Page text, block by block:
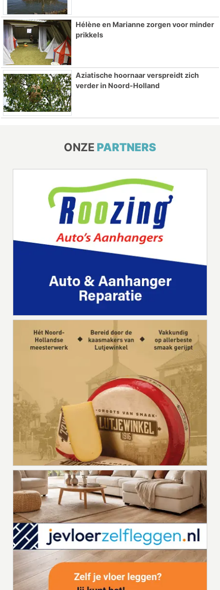
Hélène en Marianne zorgen voor minder
prikkels
Aziatische hoornaar verspreidt zich
verder in Noord-Holland
ONZE PARTNERS